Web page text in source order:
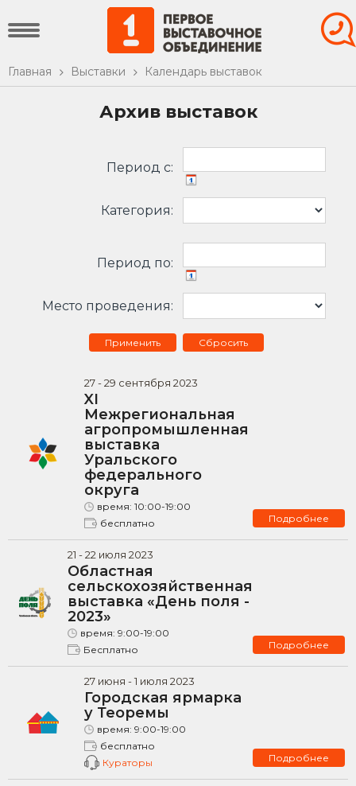
Главная Выставки Календарь выставок
Архив выставок
Период c:
Категория:
Период по:
Место проведения:
Сбросить
27-29 сентября 2023
XI
Межрегиональная
агропромышленная
выставка
Уральского
федерального
округа
время: 10:00-19:00
бесплатно
Подробнее
21 -22 июля 2023
Областная
сельскохозяйственная
выставка «День поля -
2023»
время: 9:00-19:00
Бесплатно
Подробнее
27июня -1 июля 2023
Городская ярмарка
у Теоремы
время: 9:00-19:00
бесплатно
Кураторы
Подробнее